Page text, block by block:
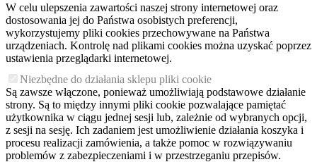
W celu ulepszenia zawartości naszej strony internetowej oraz
dostosowania jej do Państwa osobistych preferencji,
wykorzystujemy pliki cookies przechowywane na Państwa
urządzeniach. Kontrolę nad plikami cookies można uzyskać poprzez
ustawienia przeglądarki internetowej.
Niezbędne do działania sklepu pliki cookie
Są zawsze włączone, ponieważ umożliwiają podstawowe działanie
strony. Są to między innymi pliki cookie pozwalające pamiętać
użytkownika w ciągu jednej sesji lub, zależnie od wybranych opcji,
z sesji na sesję. Ich zadaniem jest umożliwienie działania koszyka i
procesu realizacji zamówienia, a także pomoc w rozwiązywaniu
problemów z zabezpieczeniami i w przestrzeganiu przepisów.